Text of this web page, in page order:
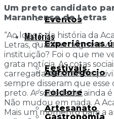
Eventos
Experiências
Festivais
Folclore
Gastronomia
Matérias
Agronegócio
Artesanato
Um preto candidato
“Ao longo da história da
Letras, quantos negros
instituição? Foi o que me
grata notícia. As cotas
carregada de cofos de
sempre disseram que
preto. A ‘sociedade’ ainda
Não mudou em nada. A
Mais um momento para a